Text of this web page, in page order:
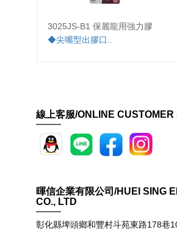
3025JS-B1 保麗龍用強力膠
◆尖嘴型出膠口..
線上客服/ONLINE CUSTOMER
暉信企業有限公司/HUEI SING
CO., LTD
彰化縣埤頭鄉和豐村斗苑東路178巷